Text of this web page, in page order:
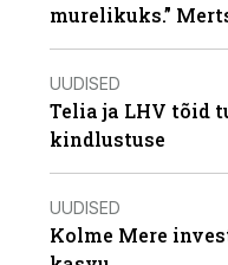
murelikuks.”
UUDISED
Telia ja LHV tõid
kindlustuse
UUDISED
Kolme Mere